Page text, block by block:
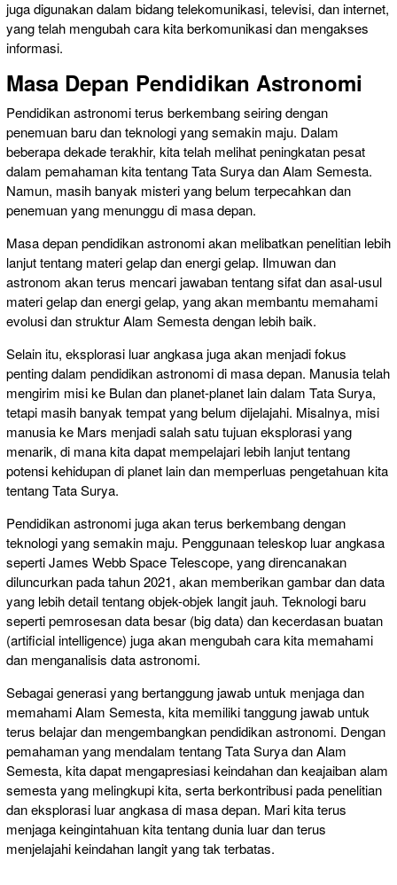
juga digunakan dalam bidang telekomunikasi, televisi, dan internet,
yang telah mengubah cara kita berkomunikasi dan mengakses
informasi.
Masa Depan Pendidikan Astronomi
Pendidikan astronomi terus berkembang seiring dengan
penemuan baru dan teknologi yang semakin maju. Dalam
beberapa dekade terakhir, kita telah melihat peningkatan pesat
dalam pemahaman kita tentang Tata Surya dan Alam Semesta.
Namun, masih banyak misteri yang belum terpecahkan dan
penemuan yang menunggu di masa depan.
Masa depan pendidikan astronomi akan melibatkan penelitian lebih
lanjut tentang materi gelap dan energi gelap. Ilmuwan dan
astronom akan terus mencari jawaban tentang sifat dan asal-usul
materi gelap dan energi gelap, yang akan membantu memahami
evolusi dan struktur Alam Semesta dengan lebih baik.
Selain itu, eksplorasi luar angkasa juga akan menjadi fokus
penting dalam pendidikan astronomi di masa depan. Manusia telah
mengirim misi ke Bulan dan planet-planet lain dalam Tata Surya,
tetapi masih banyak tempat yang belum dijelajahi. Misalnya, misi
manusia ke Mars menjadi salah satu tujuan eksplorasi yang
menarik, di mana kita dapat mempelajari lebih lanjut tentang
potensi kehidupan di planet lain dan memperluas pengetahuan kita
tentang Tata Surya.
Pendidikan astronomi juga akan terus berkembang dengan
teknologi yang semakin maju. Penggunaan teleskop luar angkasa
seperti James Webb Space Telescope, yang direncanakan
diluncurkan pada tahun 2021, akan memberikan gambar dan data
yang lebih detail tentang objek-objek langit jauh. Teknologi baru
seperti pemrosesan data besar (big data) dan kecerdasan buatan
(artificial intelligence) juga akan mengubah cara kita memahami
dan menganalisis data astronomi.
Sebagai generasi yang bertanggung jawab untuk menjaga dan
memahami Alam Semesta, kita memiliki tanggung jawab untuk
terus belajar dan mengembangkan pendidikan astronomi. Dengan
pemahaman yang mendalam tentang Tata Surya dan Alam
Semesta, kita dapat mengapresiasi keindahan dan keajaiban alam
semesta yang melingkupi kita, serta berkontribusi pada penelitian
dan eksplorasi luar angkasa di masa depan. Mari kita terus
menjaga keingintahuan kita tentang dunia luar dan terus
menjelajahi keindahan langit yang tak terbatas.